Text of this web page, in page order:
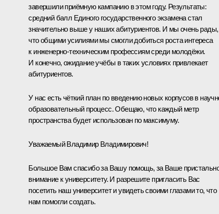
завершили приёмную кампанию в этом году. Результаты:
средний балл Единого государственного экзамена стал
значительно выше у наших абитуриентов. И мы очень рады,
что общими усилиями мы смогли добиться роста интереса
к инженерно-техническим профессиям среди молодёжи.
И конечно, ожидание учёбы в таких условиях привлекает
абитуриентов.
У нас есть чёткий план по введению новых корпусов в
образовательный процесс. Обещаю, что каждый метр
пространства будет использован по максимуму.
Уважаемый Владимир Владимирович!
Большое Вам спасибо за Вашу помощь, за Ваше
внимание к университету. И разрешите пригласить Вас
посетить наш университет и увидеть своими глазами то,
нам помогли создать.